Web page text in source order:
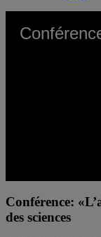
seconds
of
0
Conférence:
des sciences